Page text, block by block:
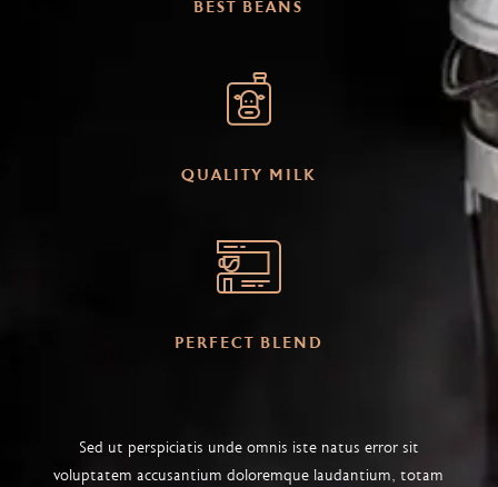
BEST BEANS
QUALITY MILK
PERFECT BLEND
Sed ut perspiciatis unde omnis iste natus error sit
voluptatem accusantium doloremque laudantium, totam